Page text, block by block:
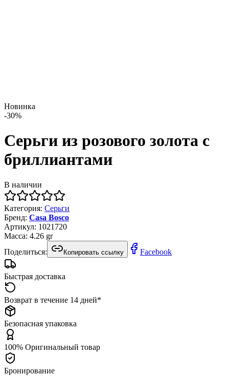
Новинка
-30%
Серьги из розового золота с
бриллиантами
В наличии
Категория: Серьги
Бренд: Casa Bosco
Артикул: 1021720
Масса: 4.26 gr
Поделиться:
Копировать ссылку Facebook
Быстрая доставка
Возврат в течение 14 дней*
Безопасная упаковка
100% Оригинальный товар
Бронирование